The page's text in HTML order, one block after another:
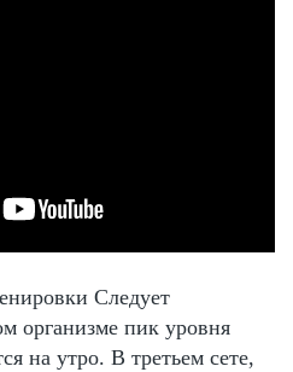
Следует
организме пик уровня
на утро. В третьем сете,